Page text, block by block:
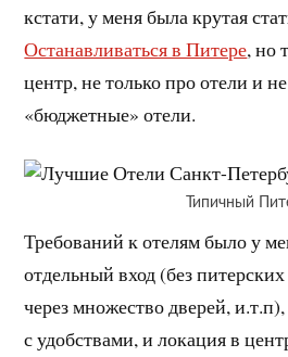
кстати, у меня была крутая
Останавливаться в Питере, но
центр, не только про отели и
«бюджетные» отели.
Типичный
Требований к отелям было у
отдельный вход (без
через множество дверей,
с удобствами, и локация в